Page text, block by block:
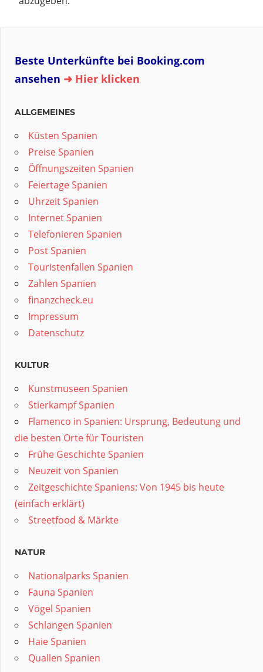
Beste Unterkünfte bei Booking.com
ansehen ➜ Hier klicken
ALLGEMEINES
Küsten Spanien
Preise Spanien
Öffnungszeiten Spanien
Feiertage Spanien
Uhrzeit Spanien
Internet Spanien
Telefonieren Spanien
Post Spanien
Touristenfallen Spanien
Zahlen Spanien
finanzcheck.eu
Impressum
Datenschutz
KULTUR
Kunstmuseen Spanien
Stierkampf Spanien
Flamenco in Spanien: Ursprung, Bedeutung und
die besten Orte für Touristen
Frühe Geschichte Spanien
Neuzeit von Spanien
Zeitgeschichte Spaniens: Von 1945 bis heute
(einfach erklärt)
Streetfood & Märkte
NATUR
Nationalparks Spanien
Fauna Spanien
Vögel Spanien
Schlangen Spanien
Haie Spanien
Quallen Spanien